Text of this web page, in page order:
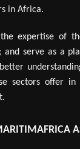
in Africa.
expertise of
and serve as a
sectors offer in